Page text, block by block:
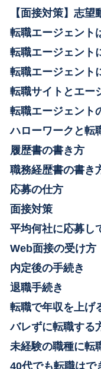
【面接対策】志望
転職エージェント
転職エージェント
転職エージェント
転職サイトとエー
転職エージェント
ハローワークと転
履歴書の書き方
職務経歴書の書き
応募の仕方
面接対策
平均何社に応募し
Web面接の受け方
内定後の手続き
退職手続き
転職で年収を上げ
バレずに転職する
未経験の職種に転
40代でも転職はで